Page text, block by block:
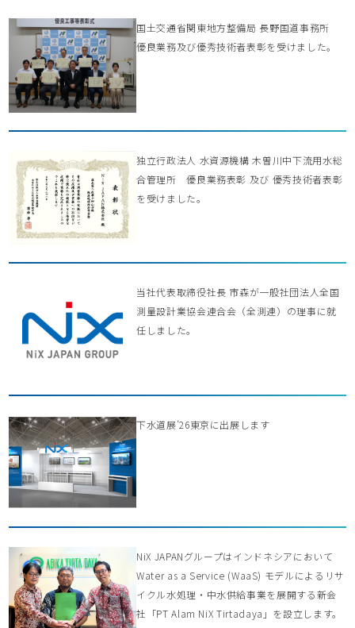
国土交通省関東地方整備局 長野国道事務所
優良業務及び優秀技術者表彰を受けました。
独立行政法人 水資源機構 木曽川中下流用水総
合管理所 優良業務表彰 及び 優秀技術者表彰
を受けました。
当社代表取締役社長 市森が一般社団法人全国
測量設計業協会連合会（全測連）の理事に就
任しました。
下水道展’26東京に出展します
NiX JAPANグループはインドネシアにおいて
Water as a Service (WaaS) モデルによるリサ
イクル水処理・中水供給事業を展開する新会
社「PT Alam NiX Tirtadaya」を設立します。